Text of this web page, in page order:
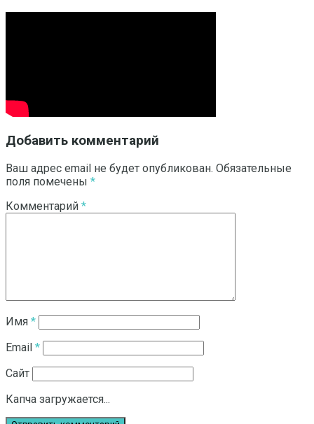
Добавить комментарий
Ваш адрес email не будет опубликован. Обязательные
поля помечены *
Комментарий *
Имя *
Email *
Сайт
Капча загружается...